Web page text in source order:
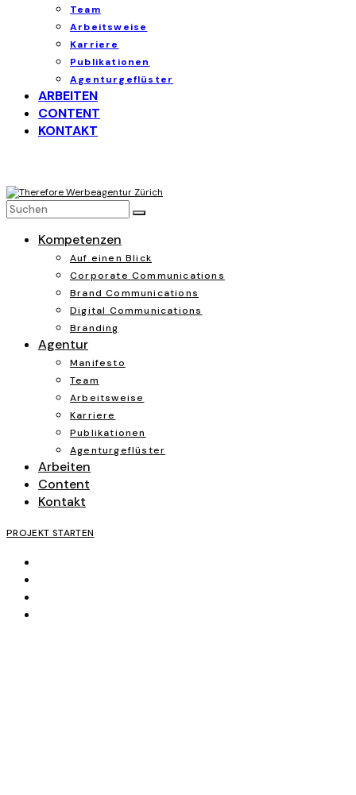
Team
Arbeitsweise
Karriere
Publikationen
Agenturgeflüster
ARBEITEN
CONTENT
KONTAKT
Kompetenzen
Auf einen Blick
Corporate Communications
Brand Communications
Digital Communications
Branding
Agentur
Manifesto
Team
Arbeitsweise
Karriere
Publikationen
Agenturgeflüster
Arbeiten
Content
Kontakt
PROJEKT STARTEN